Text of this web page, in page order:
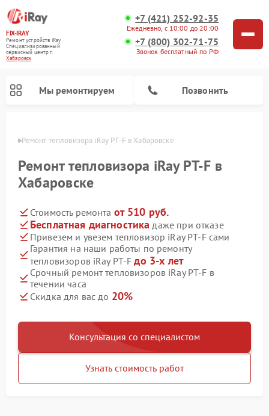
FIX-IRAY
Ремонт устройств iRay
Специализированный
cервисный центр г.
Хабаровск
+7 (421) 252-92-35
Ежедневно, с 10:00 до 20:00
+7 (800) 302-71-75
Звонок бесплатный по РФ
Мы ремонтируем Позвонить
Ремонт тепловизора iRay PT-F в Хабаровске
Ремонт тепловизора iRay PT-F в
Хабаровске
Стоимость ремонта от 510 руб.
Бесплатная диагностика даже при отказе
Привезем и увезем тепловизор iRay PT-F сами
Гарантия на наши работы по ремонту
тепловизоров iRay PT-Fдо 3-х лет
Срочный ремонт тепловизоров iRay PT-F в
течении часа
Скидка для вас до 20%
Консультация со специалистом
Узнать стоимость работ